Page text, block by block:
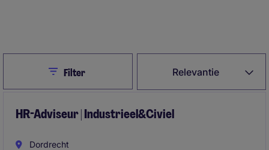
Relevantie
CloseFilter
HR-Adviseur | Industrieel&Civiel
Dordrecht